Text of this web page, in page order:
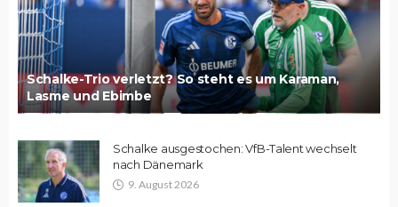
Schalke-Trio verletzt? So steht es um Karaman,
Lasme und Ebimbe
Schalke ausgestochen: VfB-Talent wechselt
nach Dänemark
9. August 2026